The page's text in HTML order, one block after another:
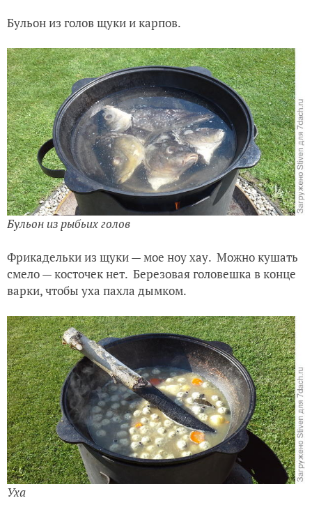
Бульон из голов щуки и карпов.
Бульон из рыбьих голов
Фрикадельки из щуки — мое ноу хау. Можно кушать
смело — косточек нет. Березовая головешка в конце
варки, чтобы уха пахла дымком.
Уха